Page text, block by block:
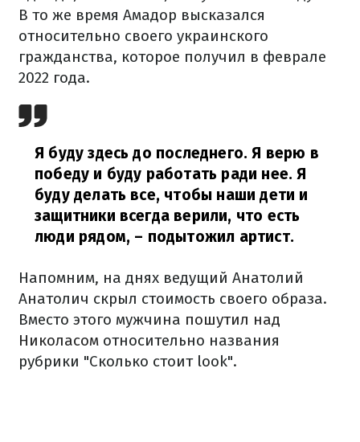
В то же время Амадор высказался
относительно своего украинского
гражданства, которое получил в феврале
2022 года.
Я буду здесь до последнего. Я верю в
победу и буду работать ради нее. Я
буду делать все, чтобы наши дети и
защитники всегда верили, что есть
люди рядом, – подытожил артист.
Напомним, на днях ведущий Анатолий
Анатолич скрыл стоимость своего образа.
Вместо этого мужчина пошутил над
Николасом относительно названия
рубрики "Сколько стоит look".